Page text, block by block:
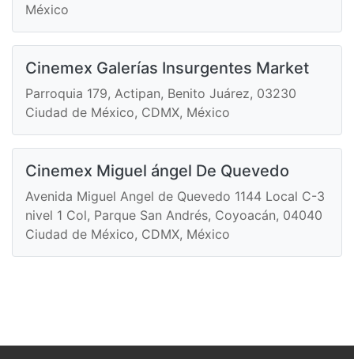
México
Cinemex Galerías Insurgentes Market
Parroquia 179, Actipan, Benito Juárez, 03230
Ciudad de México, CDMX, México
Cinemex Miguel ángel De Quevedo
Avenida Miguel Angel de Quevedo 1144 Local C-3
nivel 1 Col, Parque San Andrés, Coyoacán, 04040
Ciudad de México, CDMX, México